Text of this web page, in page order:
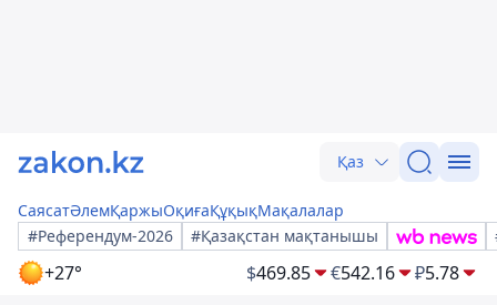
Қаз
СаясатӘлемҚаржыОқиғаҚұқықМақалалар
#Референдум-2026
#Қазақстан мақтанышы
+27° $469.85 €542.16 ₽5.78